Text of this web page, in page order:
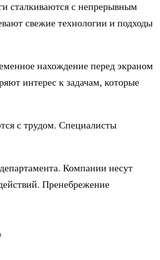
сталкиваются с непрерывным
свежие технологии и подходы
нахождение перед экраном
интерес к задачам, которые
с трудом. Специалисты
Компании несут
Пренебрежение